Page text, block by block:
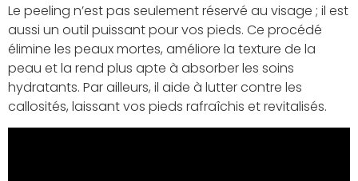
Le peeling n’est pas seulement réservé au visage ; il est
aussi un outil puissant pour vos pieds. Ce procédé
élimine les peaux mortes, améliore la texture de la
peau et la rend plus apte à absorber les soins
hydratants. Par ailleurs, il aide à lutter contre les
callosités, laissant vos pieds rafraîchis et revitalisés.